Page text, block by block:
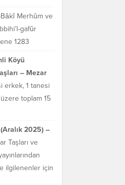
Bâkî Merhûm ve
gafûr
1283
Köyü
– Mezar
erkek, 1 tanesi
toplam 15
2025) –
Taşları ve
ilgilenenler için